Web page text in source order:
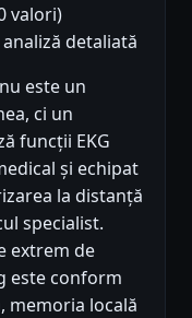
valori)
detaliată
este un
ci un
funcții EKG
și echipat
la distanță
specialist.
extrem de
este conform
memoria locală